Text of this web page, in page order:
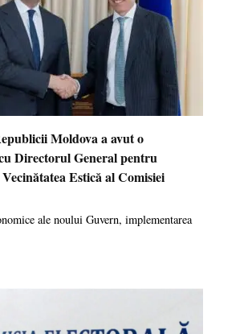
Moldova a avut o
Directorul General pentru
Estică al Comisiei
ale noului Guvern, implementarea